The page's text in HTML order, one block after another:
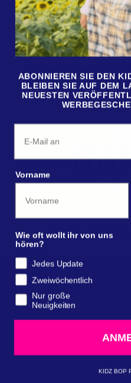
KIDZ
KIDZ BOP Kids -
(Offizielles
ABONNIEREN SIE DEN
BLEIBEN SIE AUF DEM
NEUESTEN
Email
Vorname
Wie oft wollt ihr von uns
hören?
Jedes Update
Zweiwöchentlich
Nur große
Neuigkeiten
KIDZ BOP